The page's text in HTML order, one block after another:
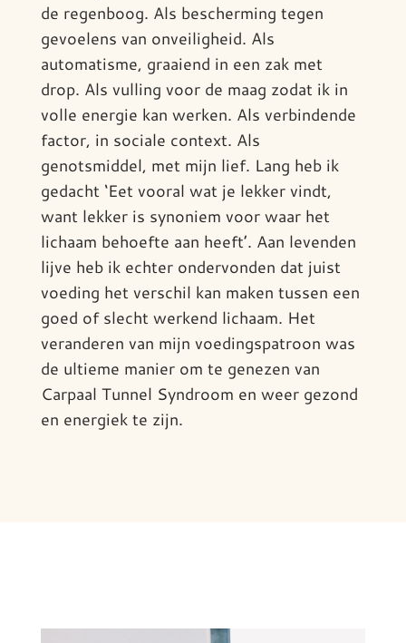
de regenboog. Als bescherming tegen
gevoelens van onveiligheid. Als
automatisme, graaiend in een zak met
drop. Als vulling voor de maag zodat ik in
volle energie kan werken. Als verbindende
factor, in sociale context. Als
genotsmiddel, met mijn lief. Lang heb ik
gedacht ‘Eet vooral wat je lekker vindt,
want lekker is synoniem voor waar het
lichaam behoefte aan heeft’. Aan levenden
lijve heb ik echter ondervonden dat juist
voeding het verschil kan maken tussen een
goed of slecht werkend lichaam. Het
veranderen van mijn voedingspatroon was
de ultieme manier om te genezen van
Carpaal Tunnel Syndroom en weer gezond
en energiek te zijn.